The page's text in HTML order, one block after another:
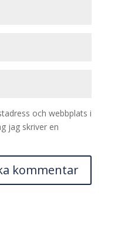
och webbplats i
jag skriver en